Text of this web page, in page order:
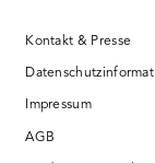
Kontakt & Presse
Impressum
AGB